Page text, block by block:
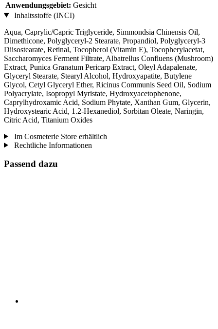
Anwendungsgebiet: Gesicht
Inhaltsstoffe (INCI)
Aqua, Caprylic/Capric Triglyceride, Simmondsia Chinensis Oil,
Dimethicone, Polyglyceryl-2 Stearate, Propandiol, Polyglyceryl-3
Diisostearate, Retinal, Tocopherol (Vitamin E), Tocopherylacetat,
Saccharomyces Ferment Filtrate, Albatrellus Confluens (Mushroom)
Extract, Punica Granatum Pericarp Extract, Oleyl Adapalenate,
Glyceryl Stearate, Stearyl Alcohol, Hydroxyapatite, Butylene
Glycol, Cetyl Glyceryl Ether, Ricinus Communis Seed Oil, Sodium
Polyacrylate, Isopropyl Myristate, Hydroxyacetophenone,
Caprylhydroxamic Acid, Sodium Phytate, Xanthan Gum, Glycerin,
Hydroxystearic Acid, 1.2-Hexanediol, Sorbitan Oleate, Naringin,
Citric Acid, Titanium Oxides
Im Cosmeterie Store erhältlich
Rechtliche Informationen
Passend dazu